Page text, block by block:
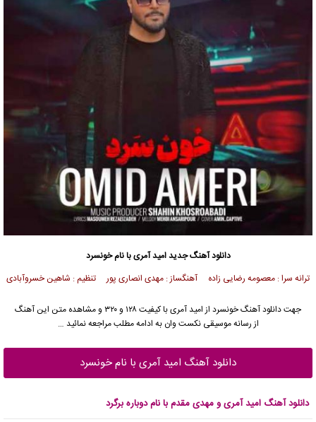
دانلود آهنگ جدیدامید آمریبا نام خونسرد
ترانه سرا : معصومه رضایی زاده آهنگساز : مهدی انصاری پور تنظیم : شاهین خسروآبادی
جهت دانلود آهنگ خونسرد از امید آمری
با کیفیت ۱۲۸ و ۳۲۰ و مشاهده متن این آهنگ
از رسانه موسیقی نکست وان به ادامه مطلب مراجعه نمائید …
دانلود آهنگ امید آمری با نام خونسرد
دانلود آهنگ امید آمری و مهدی مقدم با نام دوباره برگرد